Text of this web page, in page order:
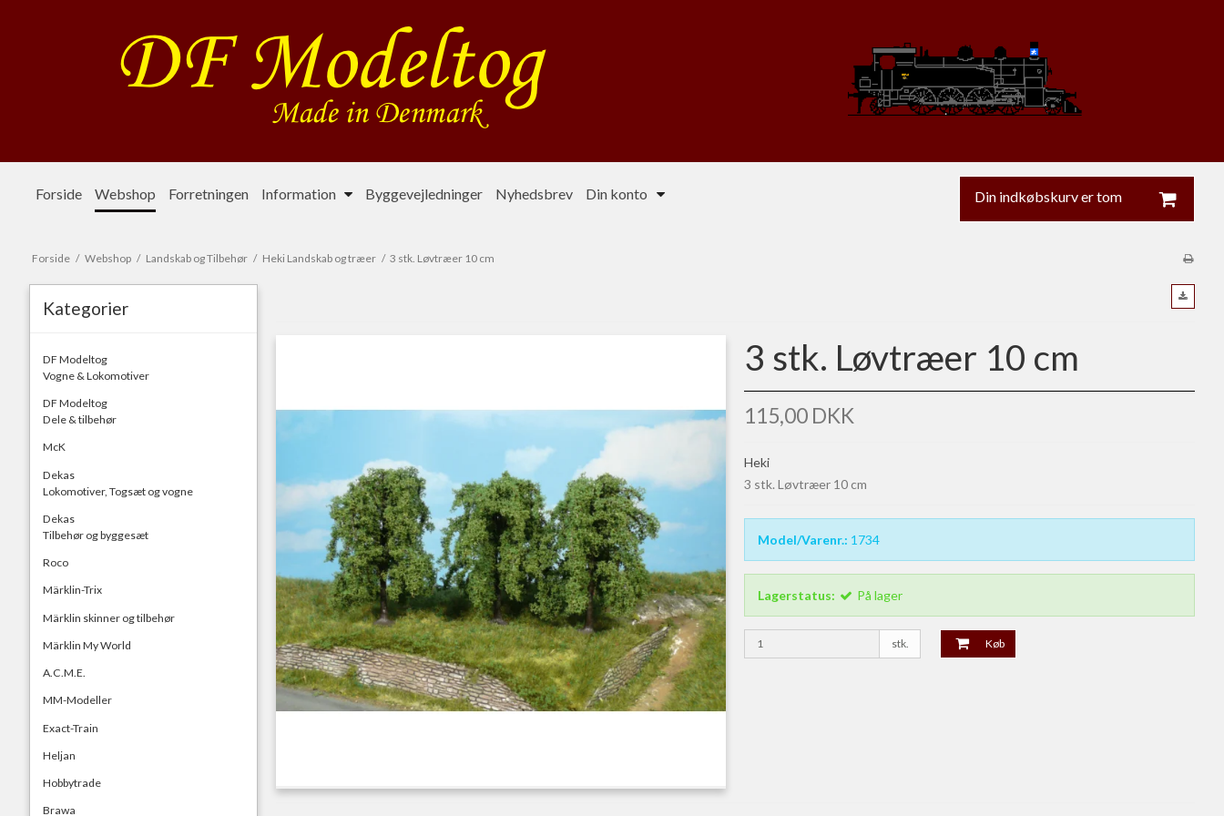
Forside Webshop Forretningen Information Byggevejledninger Nyhedsbrev Din konto Din indkøbskurv er tom
Forside / Webshop / Landskab og Tilbehør / Heki Landskab og træer / 3 stk. Løvtræer 10 cm
Kategorier
DF Modeltog
Vogne & Lokomotiver
DF Modeltog
Dele & tilbehør
McK
Dekas
Lokomotiver, Togsæt og vogne
Dekas
Tilbehør og byggesæt
Roco
Märklin-Trix
Märklin skinner og tilbehør
Märklin My World
A.C.M.E.
MM-Modeller
Exact-Train
Heljan
Hobbytrade
Brawa
3 stk. Løvtræer 10 cm
115,00 DKK
Heki
3 stk. Løvtræer 10 cm
Model/Varenr.: 1734
Lagerstatus: På lager
stk. Køb